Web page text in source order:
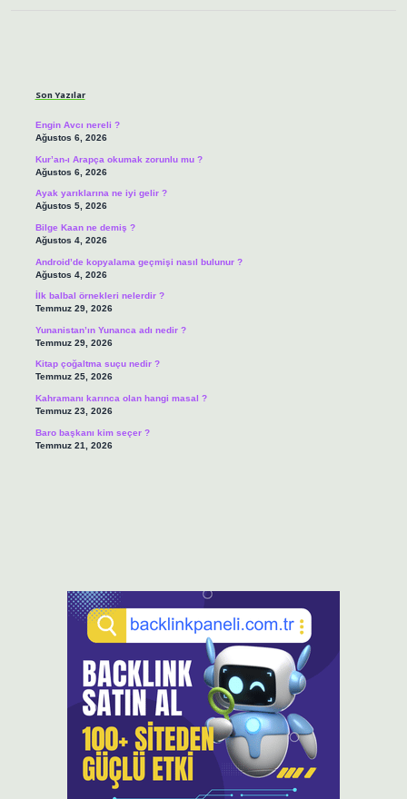
Son Yazılar
Engin Avcı nereli ?
Ağustos 6, 2026
Kur’an-ı Arapça okumak zorunlu mu ?
Ağustos 6, 2026
Ayak yarıklarına ne iyi gelir ?
Ağustos 5, 2026
Bilge Kaan ne demiş ?
Ağustos 4, 2026
Android’de kopyalama geçmişi nasıl bulunur ?
Ağustos 4, 2026
İlk balbal örnekleri nelerdir ?
Temmuz 29, 2026
Yunanistan’ın Yunanca adı nedir ?
Temmuz 29, 2026
Kitap çoğaltma suçu nedir ?
Temmuz 25, 2026
Kahramanı karınca olan hangi masal ?
Temmuz 23, 2026
Baro başkanı kim seçer ?
Temmuz 21, 2026